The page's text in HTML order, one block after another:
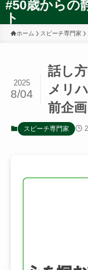
#50歳からの
ト
ホーム スピーチ専門家
話し
メリ
前企画
2025
8/04
スピーチ専門家